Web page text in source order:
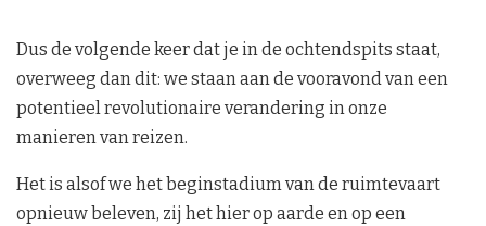
Dus de volgende keer dat je in de ochtendspits staat,
overweeg dan dit: we staan aan de vooravond van een
potentieel revolutionaire verandering in onze
manieren van reizen.
Het is alsof we het beginstadium van de ruimtevaart
opnieuw beleven, zij het hier op aarde en op een